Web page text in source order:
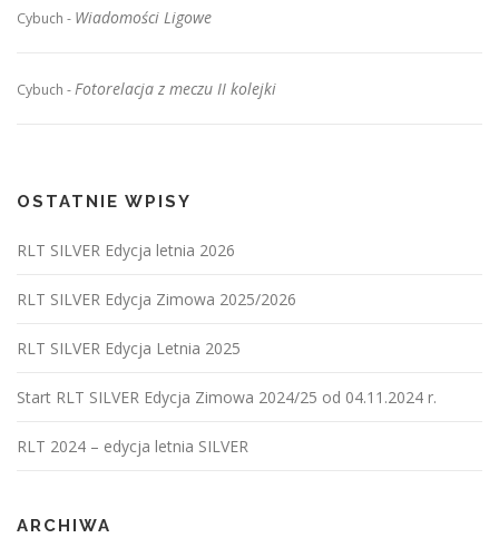
Cybuch - Wiadomości Ligowe
Cybuch -Fotorelacja z meczu II kolejki
OSTATNIE WPISY
RLT SILVER Edycja letnia 2026
RLT SILVER Edycja Zimowa 2025/2026
RLT SILVER Edycja Letnia 2025
Start RLT SILVER Edycja Zimowa 2024/25 od 04.11.2024 r.
RLT 2024 – edycja letnia SILVER
ARCHIWA